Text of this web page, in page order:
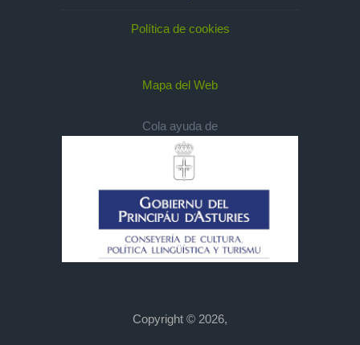
Política de cookies
Mapa del Web
Cola ayuda de
Copyright © 2026,